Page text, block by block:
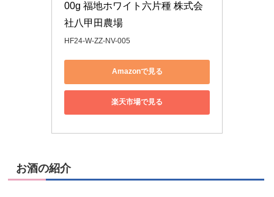
00g 福地ホワイト六片種 株式会
社八甲田農場
HF24-W-ZZ-NV-005
Amazonで見る
楽天市場で見る
お酒の紹介